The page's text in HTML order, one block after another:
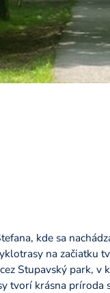
kde sa
na začiatku
Stupavský park, v
tvorí krásna príroda